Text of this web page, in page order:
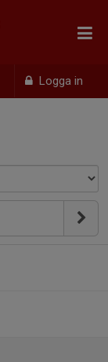
Logga in